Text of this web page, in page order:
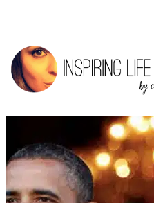
Inspiring
Life